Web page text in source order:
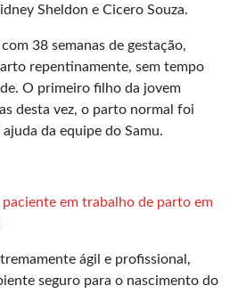
Sheldon e Cicero Souza.
38 semanas de gestação,
repentinamente, sem tempo
O primeiro filho da jovem
desta vez, o parto normal foi
da equipe do Samu.
paciente em trabalho de parto em
ágil e profissional,
seguro para o nascimento do